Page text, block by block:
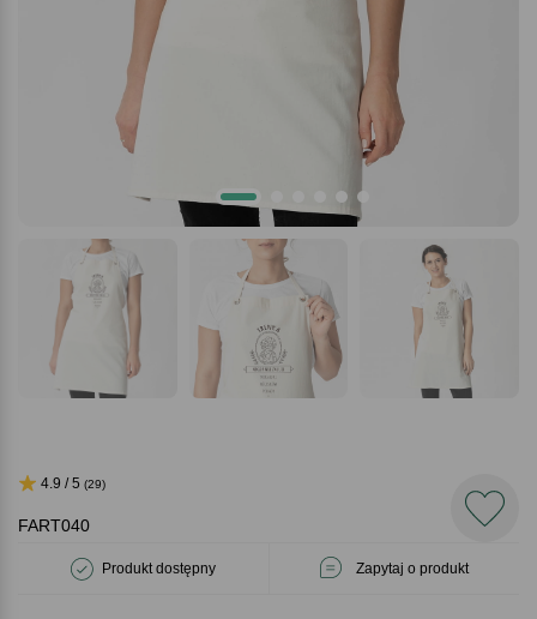
FART040
Produkt dostępny Zapytaj o produkt
4.9 / 5 (29)